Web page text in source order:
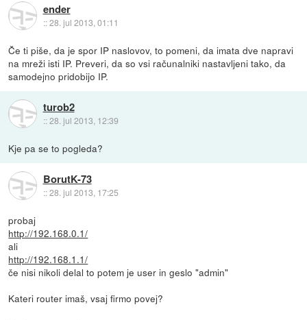
ender
::28. jul 2013, 01:11
Če ti piše, da je spor IP naslovov, to pomeni, da imata dve napravi
na mreži isti IP. Preveri, da so vsi računalniki nastavljeni tako, da
samodejno pridobijo IP.
turob2
::28. jul 2013, 12:39
Kje pa se to pogleda?
BorutK-73
::28. jul 2013, 17:25
probaj
http://192.168.0.1/
ali
http://192.168.1.1/
če nisi nikoli delal to potem je user in geslo "admin"
Kateri router imaš, vsaj firmo povej?